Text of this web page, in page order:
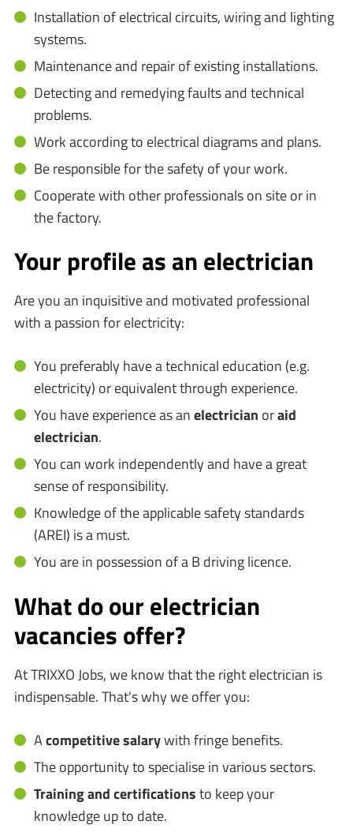
Installation of electrical circuits, wiring and lighting
systems.
Maintenance and repair of existing installations.
Detecting and remedying faults and technical
problems.
Work according to electrical diagrams and plans.
Be responsible for the safety of your work.
Cooperate with other professionals on site or in
the factory.
Your profile as an electrician
Are you an inquisitive and motivated professional
with a passion for electricity:
You preferably have a technical education (e.g.
electricity) or equivalent through experience.
You have experience as anelectrician oraid
electrician.
You can work independently and have a great
sense of responsibility.
Knowledge of the applicable safety standards
(AREI) is a must.
You are in possession of a B driving licence.
What do our electrician
vacancies offer?
At TRIXXO Jobs, we know that the right electrician is
indispensable. That's why we offer you:
Acompetitive salarywith fringe benefits.
The opportunity to specialise in various sectors.
Training and certificationsto keep your
knowledge up to date.